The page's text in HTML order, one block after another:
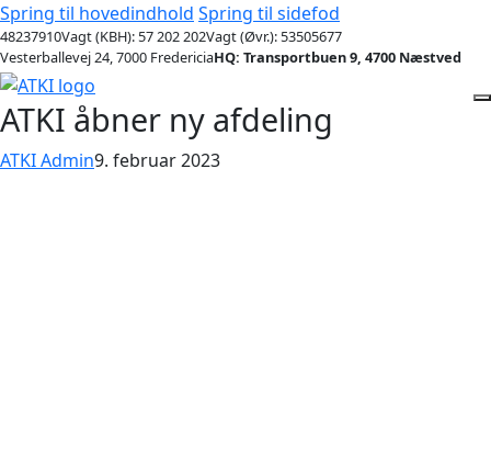
Spring til hovedindhold Spring til sidefod
48237910Vagt (KBH): 57 202 202Vagt (Øvr.): 53505677
Vesterballevej 24, 7000 FredericiaHQ: Transportbuen 9, 4700 Næstved
ATKI åbner ny afdeling
ATKI Admin9. februar 2023